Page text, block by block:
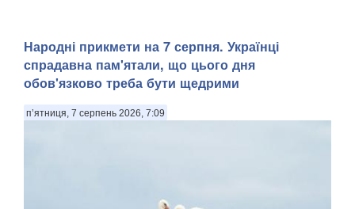
Народні прикмети на 7 серпня. Українці
спрадавна пам'ятали, що цього дня
обов'язково треба бути щедрими
п’ятниця, 7 серпень 2026, 7:09